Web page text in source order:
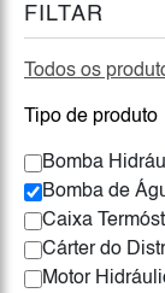
FILTAR
Todos os
Tipo de produto
Bomba
Bomba de
Caixa
Cárter do
Motor